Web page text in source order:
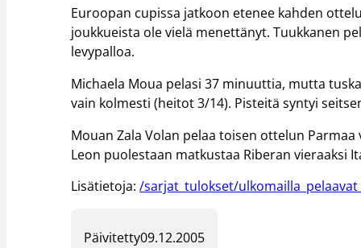
Euroopan cupissa jatkoon etenee kahden
joukkueista ole vielä menettänyt. Tuukkanen
levypalloa.
Michaela Moua pelasi 37 minuuttia, mutta
vain kolmesti (heitot 3/14). Pisteitä syntyi
Mouan Zala Volan pelaa toisen ottelun
Leon puolestaan matkustaa Riberan vieraaksi
Lisätietoja:/sarjat_tulokset/
Päivitetty09.12.2005